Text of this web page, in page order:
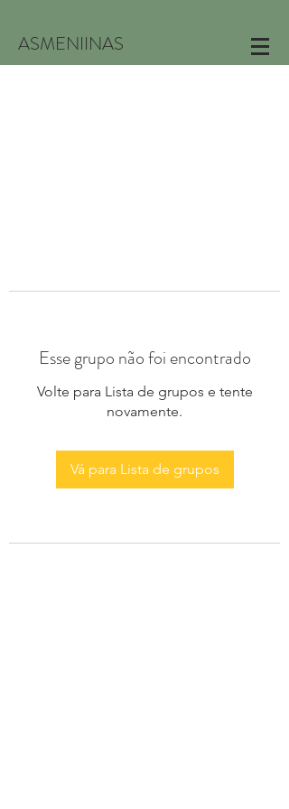
ASMENIINAS
Esse grupo não foi encontrado
Volte para Lista de grupos e tente
novamente.
Vá para Lista de grupos